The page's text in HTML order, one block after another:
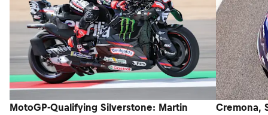
MotoGP-Qualifying Silverstone: Martin
Cremona,